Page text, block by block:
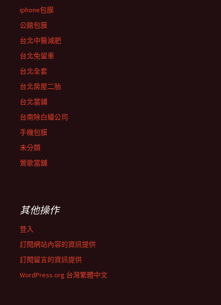
iphone包膜
公館包膜
台北中醫減肥
台北免留車
台北全套
台北房屋二胎
台北當鋪
台南除白蟻公司
手機包膜
未分類
鶯歌當舖
其他操作
登入
訂閱網站內容的資訊提供
訂閱留言的資訊提供
WordPress.org 台灣繁體中文